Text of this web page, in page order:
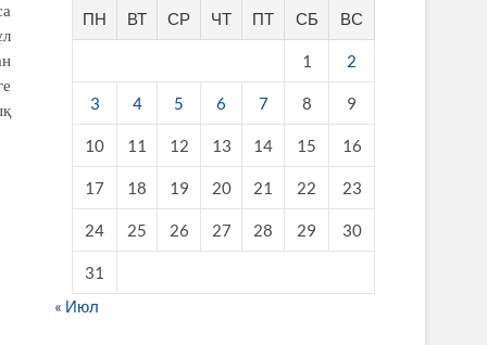
ПН ВТ СР ЧТ ПТ СБ ВС
1 2
3 4 5 6 7 8 9
10 11 12 13 14 15 16
17 18 19 20 21 22 23
24 25 26 27 28 29 30
31
« Июл